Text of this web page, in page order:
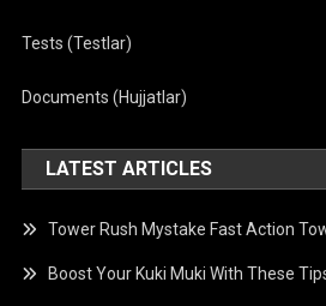
Tests (Testlar)
Documents (Hujjatlar)
LATEST ARTICLES
Tower Rush Mystake Fast Action
Boost Your Kuki Muki With These